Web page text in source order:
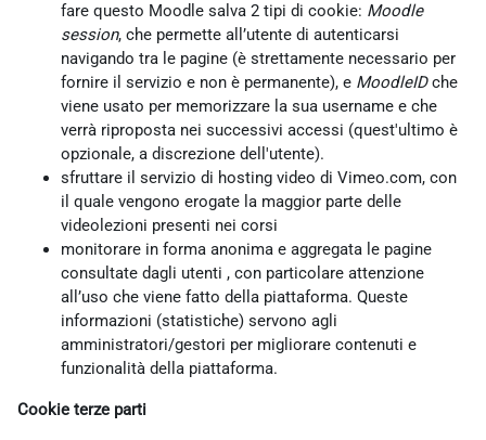
fare questo Moodle salva 2 tipi di cookie: Moodle
session, che permette all’utente di autenticarsi
navigando tra le pagine (è strettamente necessario per
fornire il servizio e non è permanente), e MoodleIDche
viene usato per memorizzare la sua username e che
verrà riproposta nei successivi accessi (quest'ultimo è
opzionale, a discrezione dell'utente).
sfruttare il servizio di hosting video di Vimeo.com, con
il quale vengono erogate la maggior parte delle
videolezioni presenti nei corsi
monitorare in forma anonima e aggregata le pagine
consultate dagli utenti , con particolare attenzione
all’uso che viene fatto della piattaforma. Queste
informazioni (statistiche) servono agli
amministratori/gestori per migliorare contenuti e
funzionalità della piattaforma.
Cookie terze parti